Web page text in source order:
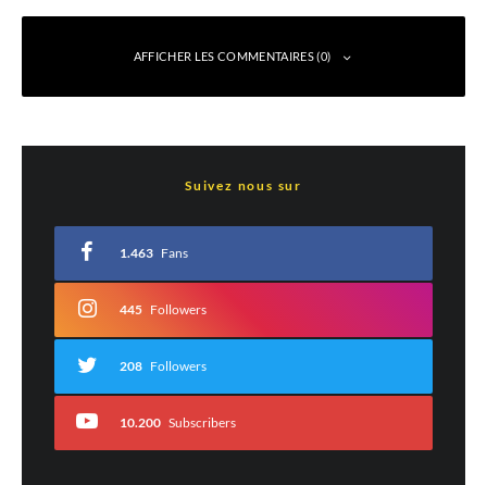
AFFICHER LES COMMENTAIRES (0)
*
Commentaire*
Suivez nous sur
1.463 Fans
445 Followers
208 Followers
10.200 Subscribers